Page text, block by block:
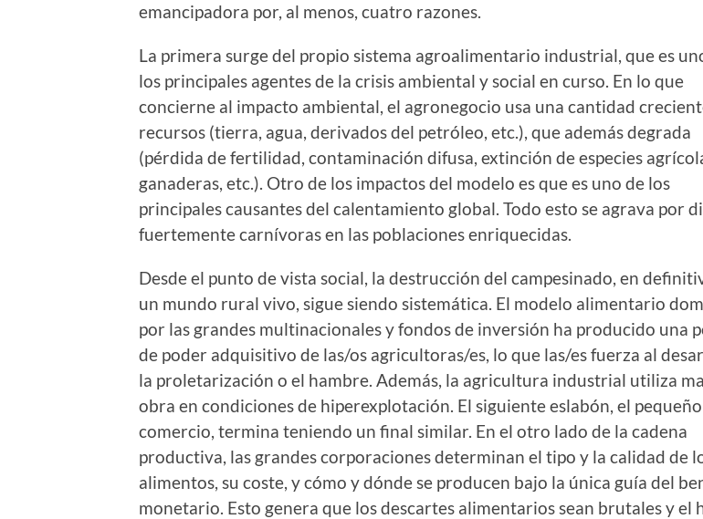
emancipadora por, al menos, cuatro razones.
La primera surge del propio sistema agroalimentario industrial, que es
los principales agentes de la crisis ambiental y social en curso. En lo que
concierne al impacto ambiental, el agronegocio usa una cantidad
recursos (tierra, agua, derivados del petróleo, etc.), que además degrada
(pérdida de fertilidad, contaminación difusa, extinción de especies
ganaderas, etc.). Otro de los impactos del modelo es que es uno de los
principales causantes del calentamiento global. Todo esto se agrava por
fuertemente carnívoras en las poblaciones enriquecidas.
Desde el punto de vista social, la destrucción del campesinado, en
un mundo rural vivo, sigue siendo sistemática. El modelo alimentario
por las grandes multinacionales y fondos de inversión ha producido una
de poder adquisitivo de las/os agricultoras/es, lo que las/es fuerza al
la proletarización o el hambre. Además, la agricultura industrial utiliza
obra en condiciones de hiperexplotación. El siguiente eslabón, el pequeño
comercio, termina teniendo un final similar. En el otro lado de la cadena
productiva, las grandes corporaciones determinan el tipo y la calidad de
alimentos, su coste, y cómo y dónde se producen bajo la única guía del
monetario. Esto genera que los descartes alimentarios sean brutales y el